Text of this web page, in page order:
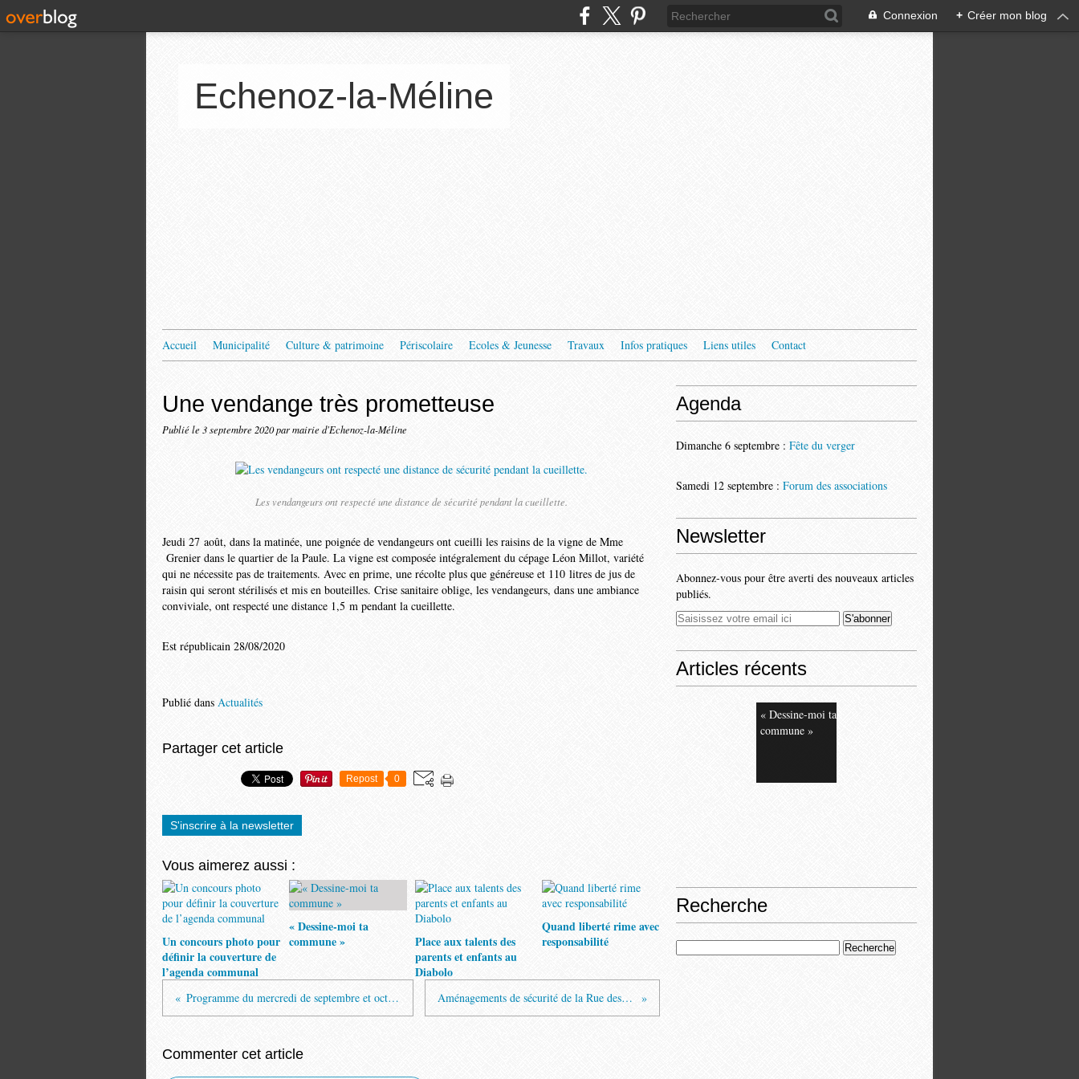
Connexion + Créer mon blog
Echenoz-la-Méline
Accueil Municipalité Culture & patrimoine Périscolaire Ecoles & Jeunesse Travaux Infos pratiques Liens utiles Contact
Une vendange très prometteuse
Publié le 3 septembre 2020par mairie d'Echenoz-la-Méline
Les vendangeurs ont respecté une distance de sécurité pendant la cueillette.
Jeudi 27 août, dans la matinée, une poignée de vendangeurs ont cueilli les raisins de la vigne de Mme
Grenier dans le quartier de la Paule. La vigne est composée intégralement du cépage Léon Millot, variété
qui ne nécessite pas de traitements. Avec en prime, une récolte plus que généreuse et 110 litres de jus de
raisin qui seront stérilisés et mis en bouteilles. Crise sanitaire oblige, les vendangeurs, dans une ambiance
conviviale, ont respecté une distance 1,5 m pendant la cueillette.
Est républicain 28/08/2020
Publié dans Actualités
Partager cet article
Repost 0
S'inscrire à la newsletter
Vous aimerez aussi :
Un concours photo pour
définir la couverture de
l’agenda communal
« Dessine-moi ta
commune »
Place aux talents des
parents et enfants au
Diabolo
Quand liberté rime avec
responsabilité
Programme du mercredi de septembre et octobre 2020 Aménagements de sécurité de la Rue des Rocailles
Commenter cet article
Agenda
Dimanche 6 septembre : Fête du verger
Samedi 12 septembre : Forum des associations
Newsletter
Abonnez-vous pour être averti des nouveaux articles
publiés.
Articles récents
« Dessine-moi ta
commune »
Recherche